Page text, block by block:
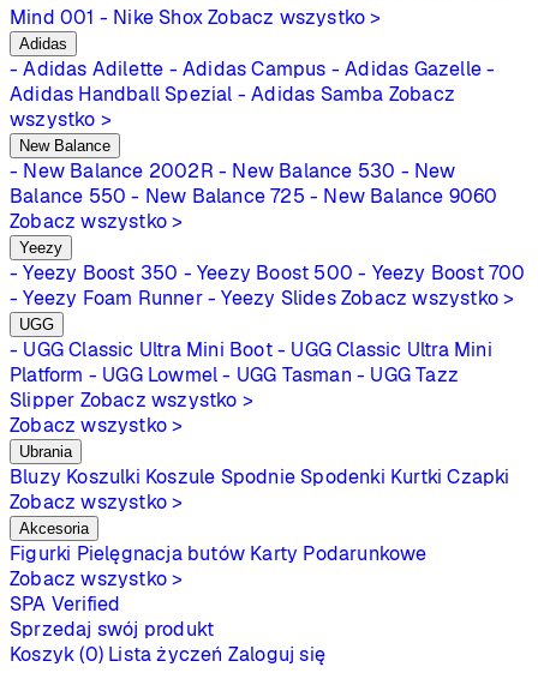
Mind 001 - Nike Shox Zobacz wszystko >
Adidas
- Adidas Adilette - Adidas Campus - Adidas Gazelle -
Adidas Handball Spezial - Adidas Samba Zobacz
wszystko >
New Balance
- New Balance 2002R - New Balance 530 - New
Balance 550 - New Balance 725 - New Balance 9060
Zobacz wszystko >
Yeezy
- Yeezy Boost 350 - Yeezy Boost 500 - Yeezy Boost 700
- Yeezy Foam Runner - Yeezy Slides Zobacz wszystko >
UGG
- UGG Classic Ultra Mini Boot - UGG Classic Ultra Mini
Platform - UGG Lowmel - UGG Tasman - UGG Tazz
Slipper Zobacz wszystko >
Zobacz wszystko >
Ubrania
Bluzy Koszulki Koszule Spodnie Spodenki Kurtki Czapki
Zobacz wszystko >
Akcesoria
Figurki Pielęgnacja butów Karty Podarunkowe
Zobacz wszystko >
SPA Verified
Sprzedaj swój produkt
Koszyk (0) Lista życzeń Zaloguj się